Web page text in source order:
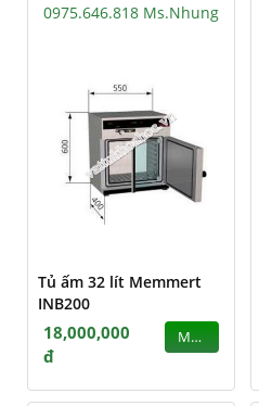
0975.646.818 Ms.Nhung
Tủ ấm 32 lít Memmert
INB200
18,000,000
đ
MUA